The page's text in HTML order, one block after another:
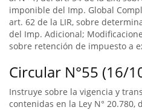
imponible del Imp. Global
art. 62 de la LIR, sobre
del Imp. Adicional;
sobre retención de impuesto a
Circular N°55 (16/
Instruye sobre la vigencia y
contenidas en la Ley N° 20.780,